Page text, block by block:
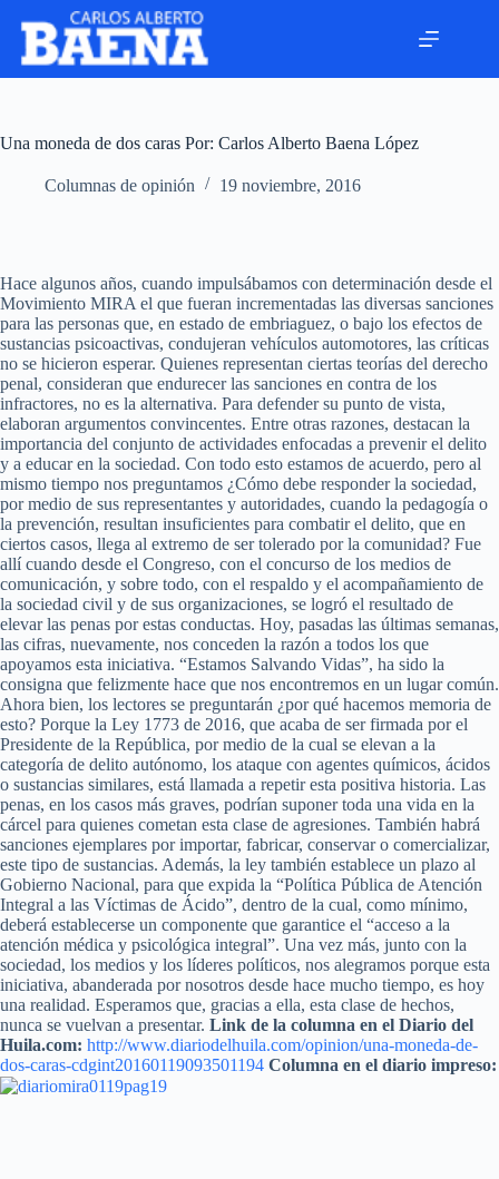
Una moneda de dos caras Por: Carlos Alberto Baena López
Columnas de opinión 19 noviembre, 2016
Hace algunos años, cuando impulsábamos con determinación desde el
Movimiento MIRA el que fueran incrementadas las diversas sanciones
para las personas que, en estado de embriaguez, o bajo los efectos de
sustancias psicoactivas, condujeran vehículos automotores, las críticas
no se hicieron esperar. Quienes representan ciertas teorías del derecho
penal, consideran que endurecer las sanciones en contra de los
infractores, no es la alternativa. Para defender su punto de vista,
elaboran argumentos convincentes. Entre otras razones, destacan la
importancia del conjunto de actividades enfocadas a prevenir el delito
y a educar en la sociedad. Con todo esto estamos de acuerdo, pero al
mismo tiempo nos preguntamos ¿Cómo debe responder la sociedad,
por medio de sus representantes y autoridades, cuando la pedagogía o
la prevención, resultan insuficientes para combatir el delito, que en
ciertos casos, llega al extremo de ser tolerado por la comunidad? Fue
allí cuando desde el Congreso, con el concurso de los medios de
comunicación, y sobre todo, con el respaldo y el acompañamiento de
la sociedad civil y de sus organizaciones, se logró el resultado de
elevar las penas por estas conductas. Hoy, pasadas las últimas semanas,
las cifras, nuevamente, nos conceden la razón a todos los que
apoyamos esta iniciativa. “Estamos Salvando Vidas”, ha sido la
consigna que felizmente hace que nos encontremos en un lugar común.
Ahora bien, los lectores se preguntarán ¿por qué hacemos memoria de
esto? Porque la Ley 1773 de 2016, que acaba de ser firmada por el
Presidente de la República, por medio de la cual se elevan a la
categoría de delito autónomo, los ataque con agentes químicos, ácidos
o sustancias similares, está llamada a repetir esta positiva historia. Las
penas, en los casos más graves, podrían suponer toda una vida en la
cárcel para quienes cometan esta clase de agresiones. También habrá
sanciones ejemplares por importar, fabricar, conservar o comercializar,
este tipo de sustancias. Además, la ley también establece un plazo al
Gobierno Nacional, para que expida la “Política Pública de Atención
Integral a las Víctimas de Ácido”, dentro de la cual, como mínimo,
deberá establecerse un componente que garantice el “acceso a la
atención médica y psicológica integral”. Una vez más, junto con la
sociedad, los medios y los líderes políticos, nos alegramos porque esta
iniciativa, abanderada por nosotros desde hace mucho tiempo, es hoy
una realidad. Esperamos que, gracias a ella, esta clase de hechos,
nunca se vuelvan a presentar. Link de la columna en el Diario del
Huila.com: http://www.diariodelhuila.com/opinion/una-moneda-de-
dos-caras-cdgint20160119093501194 Columna en el diario impreso: